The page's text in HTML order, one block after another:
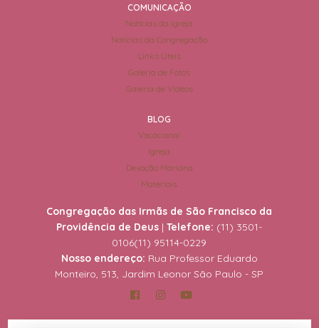
COMUNICAÇÃO
Notícias da Igreja
Notícias da Congregação
Links Úteis
Galeria de Fotos
Galeria de Vídeos
BLOG
Vocacional
Igreja
Devoção Mariana
Materiais
Congregação das Irmãs de São Francisco da
Providência de Deus |Telefone: (11) 3501-
0106(11) 95114-0229
Nosso endereço: Rua Professor Eduardo
Monteiro, 513, Jardim Leonor São Paulo - SP